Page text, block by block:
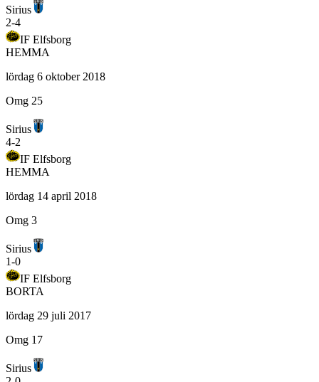
Sirius
2-4
IF Elfsborg
HEMMA
lördag 6 oktober 2018
Omg 25
Sirius
4-2
IF Elfsborg
HEMMA
lördag 14 april 2018
Omg 3
Sirius
1-0
IF Elfsborg
BORTA
lördag 29 juli 2017
Omg 17
Sirius